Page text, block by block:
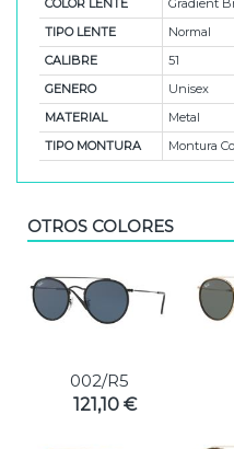
COLOR LENTE
Gradient
TIPO LENTE
Normal
CALIBRE
51
GENERO
Unisex
MATERIAL
Metal
TIPO MONTURA
Montura
OTROS COLORES
002/R5
121,10 €